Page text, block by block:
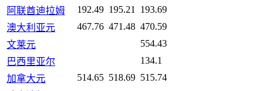
阿联酋迪拉姆
192.49 195.21
193.69
澳大利亚元
467.76 471.48 470.59
文莱元
554.43
巴西里亚尔
134.1
加拿大元
514.65 518.69 515.74